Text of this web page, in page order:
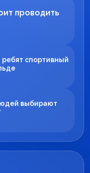
проводить
спортивный
выбирают